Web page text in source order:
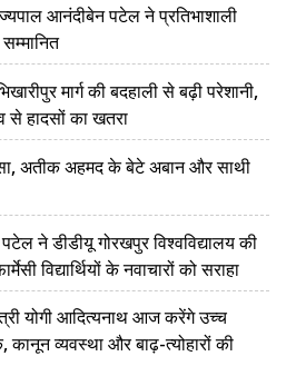
आनंदीबेन पटेल ने प्रतिभाशाली
सम्मानित
मार्ग की बदहाली से बढ़ी परेशानी,
हादसों का खतरा
अतीक अहमद के बेटे अबान और साथी
ने डीडीयू गोरखपुर विश्वविद्यालय की
विद्यार्थियों के नवाचारों को सराहा
योगी आदित्यनाथ आज करेंगे उच्च
कानून व्यवस्था और बाढ़-त्योहारों की